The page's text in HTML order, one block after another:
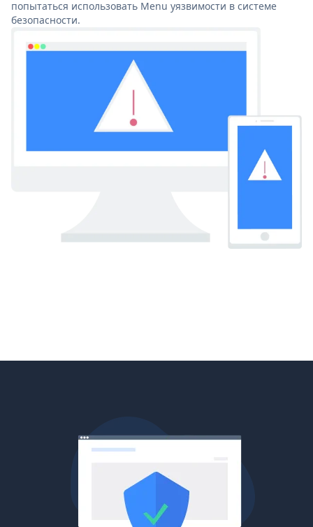
попытаться использовать Menu уязвимости в системе
безопасности.